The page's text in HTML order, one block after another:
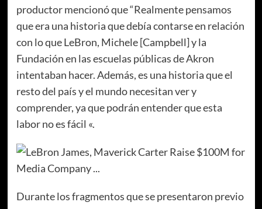
productor mencionó que “Realmente pensamos
que era una historia que debía contarse en relación
con lo que LeBron, Michele [Campbell] y la
Fundación en las escuelas públicas de Akron
intentaban hacer. Además, es una historia que el
resto del país y el mundo necesitan ver y
comprender, ya que podrán entender que esta
labor no es fácil «.
Durante los fragmentos que se presentaron previo